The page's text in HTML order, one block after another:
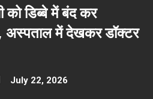
को डिब्बे में बंद कर
अस्पताल में देखकर डॉक्टर
July 22, 2026